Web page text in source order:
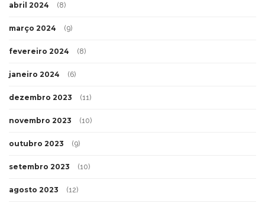
abril 2024 (8)
março 2024 (9)
fevereiro 2024 (8)
janeiro 2024 (6)
dezembro 2023 (11)
novembro 2023 (10)
outubro 2023 (9)
setembro 2023 (10)
agosto 2023 (12)